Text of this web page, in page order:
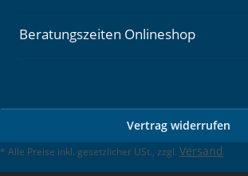
Beratungszeiten Onlineshop
Vertrag widerrufen
* Alle Preise inkl. gesetzlicher USt., zzgl. Versand